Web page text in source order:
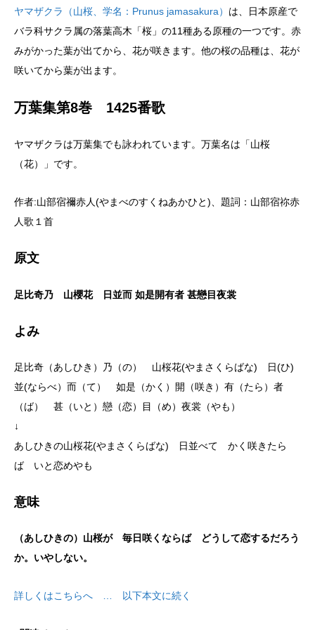
ヤマザクラ（山桜、学名：Prunus jamasakura） は、日本原産で
バラ科サクラ属の落葉高木「桜」の11種ある原種の一つです。赤
みがかった葉が出てから、花が咲きます。他の桜の品種は、花が
咲いてから葉が出ます。
万葉集第8巻 1425番歌
ヤマザクラは万葉集でも詠われています。万葉名は「山桜
（花）」です。
作者:山部宿禰赤人(やまべのすくねあかひと)、題詞：山部宿祢赤
人歌１首
原文
足比奇乃 山櫻花 日並而 如是開有者 甚戀目夜裳
よみ
足比奇（あしひき）乃（の） 山桜花(やまさくらばな) 日(ひ)
並(ならべ）而（て） 如是（かく）開（咲き）有（たら）者
（ば） 甚（いと）戀（恋）目（め）夜裳（やも）
↓
あしひきの山桜花(やまさくらばな) 日並べて かく咲きたら
ば いと恋めやも
意味
（あしひきの）山桜が 毎日咲くならば どうして恋するだろう
か。いやしない。
詳しくはこちらへ … 以下本文に続く